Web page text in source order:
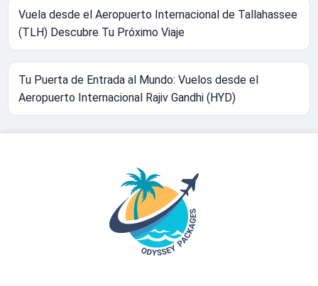
Vuela desde el Aeropuerto Internacional de Tallahassee
(TLH) Descubre Tu Próximo Viaje
Tu Puerta de Entrada al Mundo: Vuelos desde el
Aeropuerto Internacional Rajiv Gandhi (HYD)